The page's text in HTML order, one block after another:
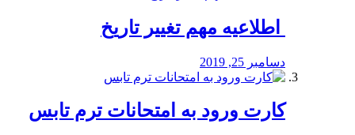
️ اطلاعیه مهم تغییر تاریخ
دسامبر 25, 2019
کارت ورود به امتحانات ترم تابس